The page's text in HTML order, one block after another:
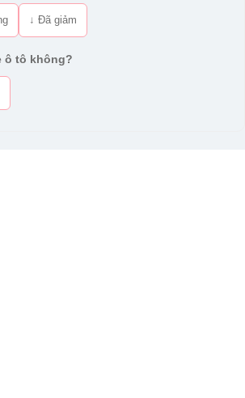
↓ Đã giảm
ô tô không?